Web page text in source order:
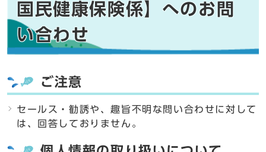
国民健康保険係】へのお問
い合わせ
ご注意
セールス・勧誘や、趣旨不明な問い合わせに対して
は、回答しておりません。